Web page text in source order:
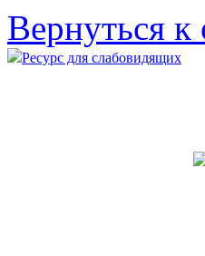
Вернуться
Ресурс для слабовидящих